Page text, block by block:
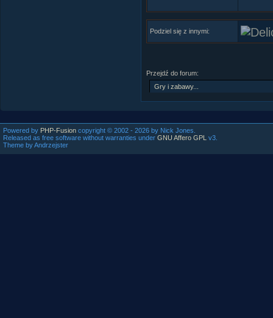
and
Podziel się z innymi:
Przejdź do forum:
Powered by PHP-Fusion copyright © 2002 - 2026 by Nick Jones.
Released as free software without warranties under GNU Affero GPL v3.
Theme by Andrzejster